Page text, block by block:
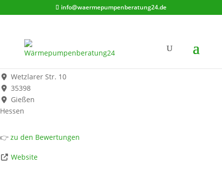
info@waermepumpenberatung24.de
Drolsbach GmbH
Werbung*
Wetzlarer Str. 10
35398
Gießen
Hessen
👉 zu den Bewertungen
Website